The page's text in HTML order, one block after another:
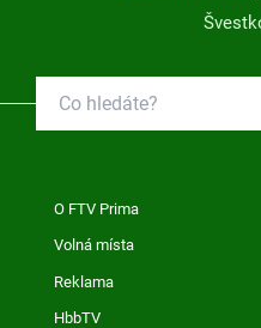
O FTV Prima
Volná místa
Reklama
HbbTV